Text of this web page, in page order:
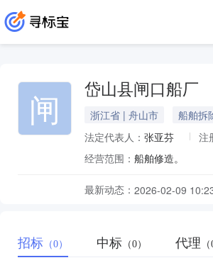
闸 岱山县闸口船厂
浙江省 | 舟山市 船舶拆
法定代表人： 张亚芬 注
经营范围： 船舶修造。
最新动态： 2026-02-09
招标 （0） 中标 （0） 代理